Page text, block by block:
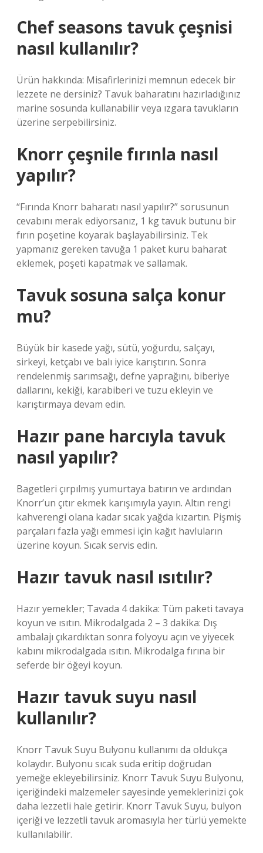
Chef seasons tavuk çeşnisi
nasıl kullanılır?
Ürün hakkında: Misafirlerinizi memnun edecek bir
lezzete ne dersiniz? Tavuk baharatını hazırladığınız
marine sosunda kullanabilir veya ızgara tavukların
üzerine serpebilirsiniz.
Knorr çeşnile fırınla nasıl
yapılır?
“Fırında Knorr baharatı nasıl yapılır?” sorusunun
cevabını merak ediyorsanız, 1 kg tavuk butunu bir
fırın poşetine koyarak başlayabilirsiniz. Tek
yapmanız gereken tavuğa 1 paket kuru baharat
eklemek, poşeti kapatmak ve sallamak.
Tavuk sosuna salça konur
mu?
Büyük bir kasede yağı, sütü, yoğurdu, salçayı,
sirkeyi, ketçabı ve balı iyice karıştırın. Sonra
rendelenmiş sarımsağı, defne yaprağını, biberiye
dallarını, kekiği, karabiberi ve tuzu ekleyin ve
karıştırmaya devam edin.
Hazır pane harcıyla tavuk
nasıl yapılır?
Bagetleri çırpılmış yumurtaya batırın ve ardından
Knorr’un çıtır ekmek karışımıyla yayın. Altın rengi
kahverengi olana kadar sıcak yağda kızartın. Pişmiş
parçaları fazla yağı emmesi için kağıt havluların
üzerine koyun. Sıcak servis edin.
Hazır tavuk nasıl ısıtılır?
Hazır yemekler; Tavada 4 dakika: Tüm paketi tavaya
koyun ve ısıtın. Mikrodalgada 2 – 3 dakika: Dış
ambalajı çıkardıktan sonra folyoyu açın ve yiyecek
kabını mikrodalgada ısıtın. Mikrodalga fırına bir
seferde bir öğeyi koyun.
Hazır tavuk suyu nasıl
kullanılır?
Knorr Tavuk Suyu Bulyonu kullanımı da oldukça
kolaydır. Bulyonu sıcak suda eritip doğrudan
yemeğe ekleyebilirsiniz. Knorr Tavuk Suyu Bulyonu,
içeriğindeki malzemeler sayesinde yemeklerinizi çok
daha lezzetli hale getirir. Knorr Tavuk Suyu, bulyon
içeriği ve lezzetli tavuk aromasıyla her türlü yemekte
kullanılabilir.